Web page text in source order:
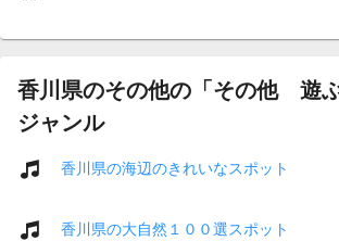
香川県のその他の「その他 遊ぶ
ジャンル
香川県の海辺のきれいなスポット
香川県の大自然１００選スポット